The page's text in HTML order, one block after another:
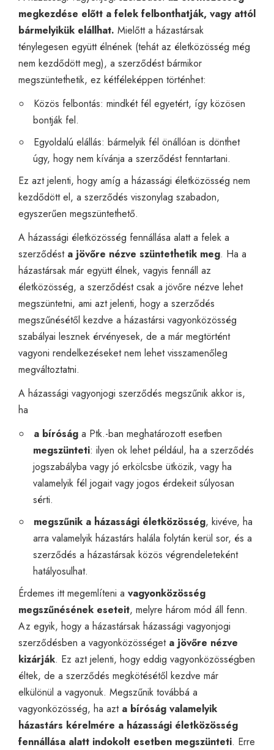
megkezdése előtt a felek felbonthatják, vagy attól
bármelyikük elállhat. Mielőtt a házastársak
ténylegesen együtt élnének (tehát az életközösség még
nem kezdődött meg), a szerződést bármikor
megszüntethetik, ez kétféleképpen történhet:
Közös felbontás: mindkét fél egyetért, így közösen
bontják fel.
Egyoldalú elállás: bármelyik fél önállóan is dönthet
úgy, hogy nem kívánja a szerződést fenntartani.
Ez azt jelenti, hogy amíg a házassági életközösség nem
kezdődött el, a szerződés viszonylag szabadon,
egyszerűen megszüntethető.
A házassági életközösség fennállása alatt a felek a
szerződést a jövőre nézve szüntethetik meg. Ha a
házastársak már együtt élnek, vagyis fennáll az
életközösség, a szerződést csak a jövőre nézve lehet
megszüntetni, ami azt jelenti, hogy a szerződés
megszűnésétől kezdve a házastársi vagyonközösség
szabályai lesznek érvényesek, de a már megtörtént
vagyoni rendelkezéseket nem lehet visszamenőleg
megváltoztatni.
A házassági vagyonjogi szerződés megszűnik akkor is,
ha
a bírósága Ptk.-ban meghatározott esetben
megszünteti: ilyen ok lehet például, ha a szerződés
jogszabályba vagy jó erkölcsbe ütközik, vagy ha
valamelyik fél jogait vagy jogos érdekeit súlyosan
sérti.
megszűnik a házassági életközösség, kivéve, ha
arra valamelyik házastárs halála folytán kerül sor, és a
szerződés a házastársak közös végrendeleteként
hatályosulhat.
Érdemes itt megemlíteni a vagyonközösség
megszűnésének eseteit, melyre három mód áll fenn.
Az egyik, hogy a házastársak házassági vagyonjogi
szerződésben a vagyonközösséget a jövőre nézve
kizárják. Ez azt jelenti, hogy eddig vagyonközösségben
éltek, de a szerződés megkötésétől kezdve már
elkülönül a vagyonuk. Megszűnik továbbá a
vagyonközösség, ha azt a bíróság valamelyik
házastárs kérelmére a házassági életközösség
fennállása alatt indokolt esetben megszünteti. Erre